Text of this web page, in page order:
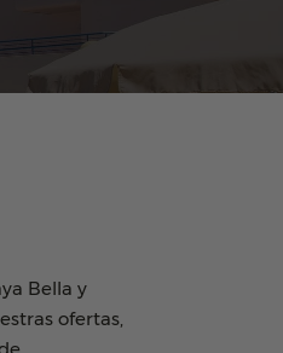
Bella y
ofertas,